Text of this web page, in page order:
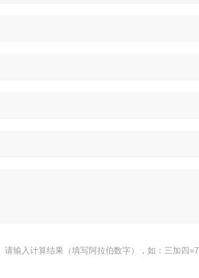
请输入计算结果（填写阿拉伯数字），如：三加四=7